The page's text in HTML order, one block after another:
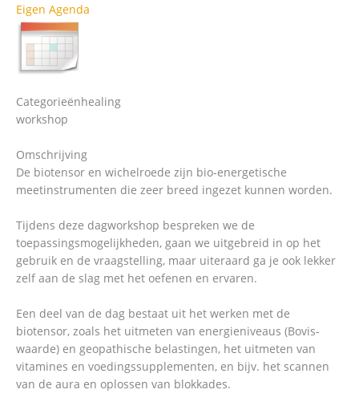
Eigen Agenda
Categorieënhealing
workshop
Omschrijving
De biotensor en wichelroede zijn bio-energetische
meetinstrumenten die zeer breed ingezet kunnen worden.
Tijdens deze dagworkshop bespreken we de
toepassingsmogelijkheden, gaan we uitgebreid in op het
gebruik en de vraagstelling, maar uiteraard ga je ook lekker
zelf aan de slag met het oefenen en ervaren.
Een deel van de dag bestaat uit het werken met de
biotensor, zoals het uitmeten van energieniveaus (Bovis-
waarde) en geopathische belastingen, het uitmeten van
vitamines en voedingssupplementen, en bijv. het scannen
van de aura en oplossen van blokkades.